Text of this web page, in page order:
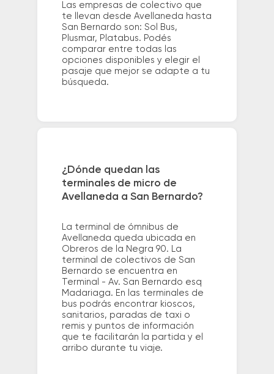
Las empresas de colectivo que
te llevan desde Avellaneda hasta
San Bernardo son: Sol Bus,
Plusmar, Platabus. Podés
comparar entre todas las
opciones disponibles y elegir el
pasaje que mejor se adapte a tu
búsqueda.
¿Dónde quedan las
terminales de micro de
Avellaneda a San Bernardo?
La terminal de ómnibus de
Avellaneda queda ubicada en
Obreros de la Negra 90. La
terminal de colectivos de San
Bernardo se encuentra en
Terminal - Av. San Bernardo esq
Madariaga. En las terminales de
bus podrás encontrar kioscos,
sanitarios, paradas de taxi o
remis y puntos de información
que te facilitarán la partida y el
arribo durante tu viaje.